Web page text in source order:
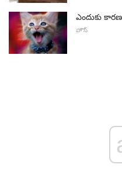
ఎందుకు
హౌస్